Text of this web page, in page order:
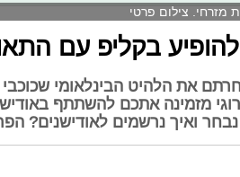
מזרחי. צילום פרטי
להופיע בקליפ עם
את הלהיט הבינלאומי שכוכבי
מזמינה אתכם להשתתף
ואיך נרשמים לאודישנים?